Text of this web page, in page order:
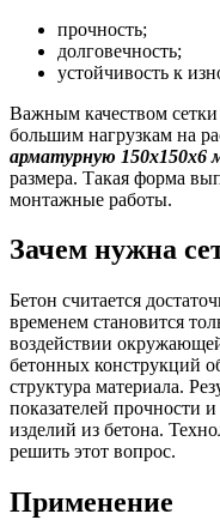
прочность;
долговечность;
устойчивость к
Важным качеством сетки
большим нагрузкам на
арматурную 150х150х6
размера. Такая форма
монтажные работы.
Зачем нужна
Бетон считается
временем становится
воздействии
бетонных конструкций
структура материала.
показателей прочности
изделий из бетона.
решить этот вопрос.
Применение